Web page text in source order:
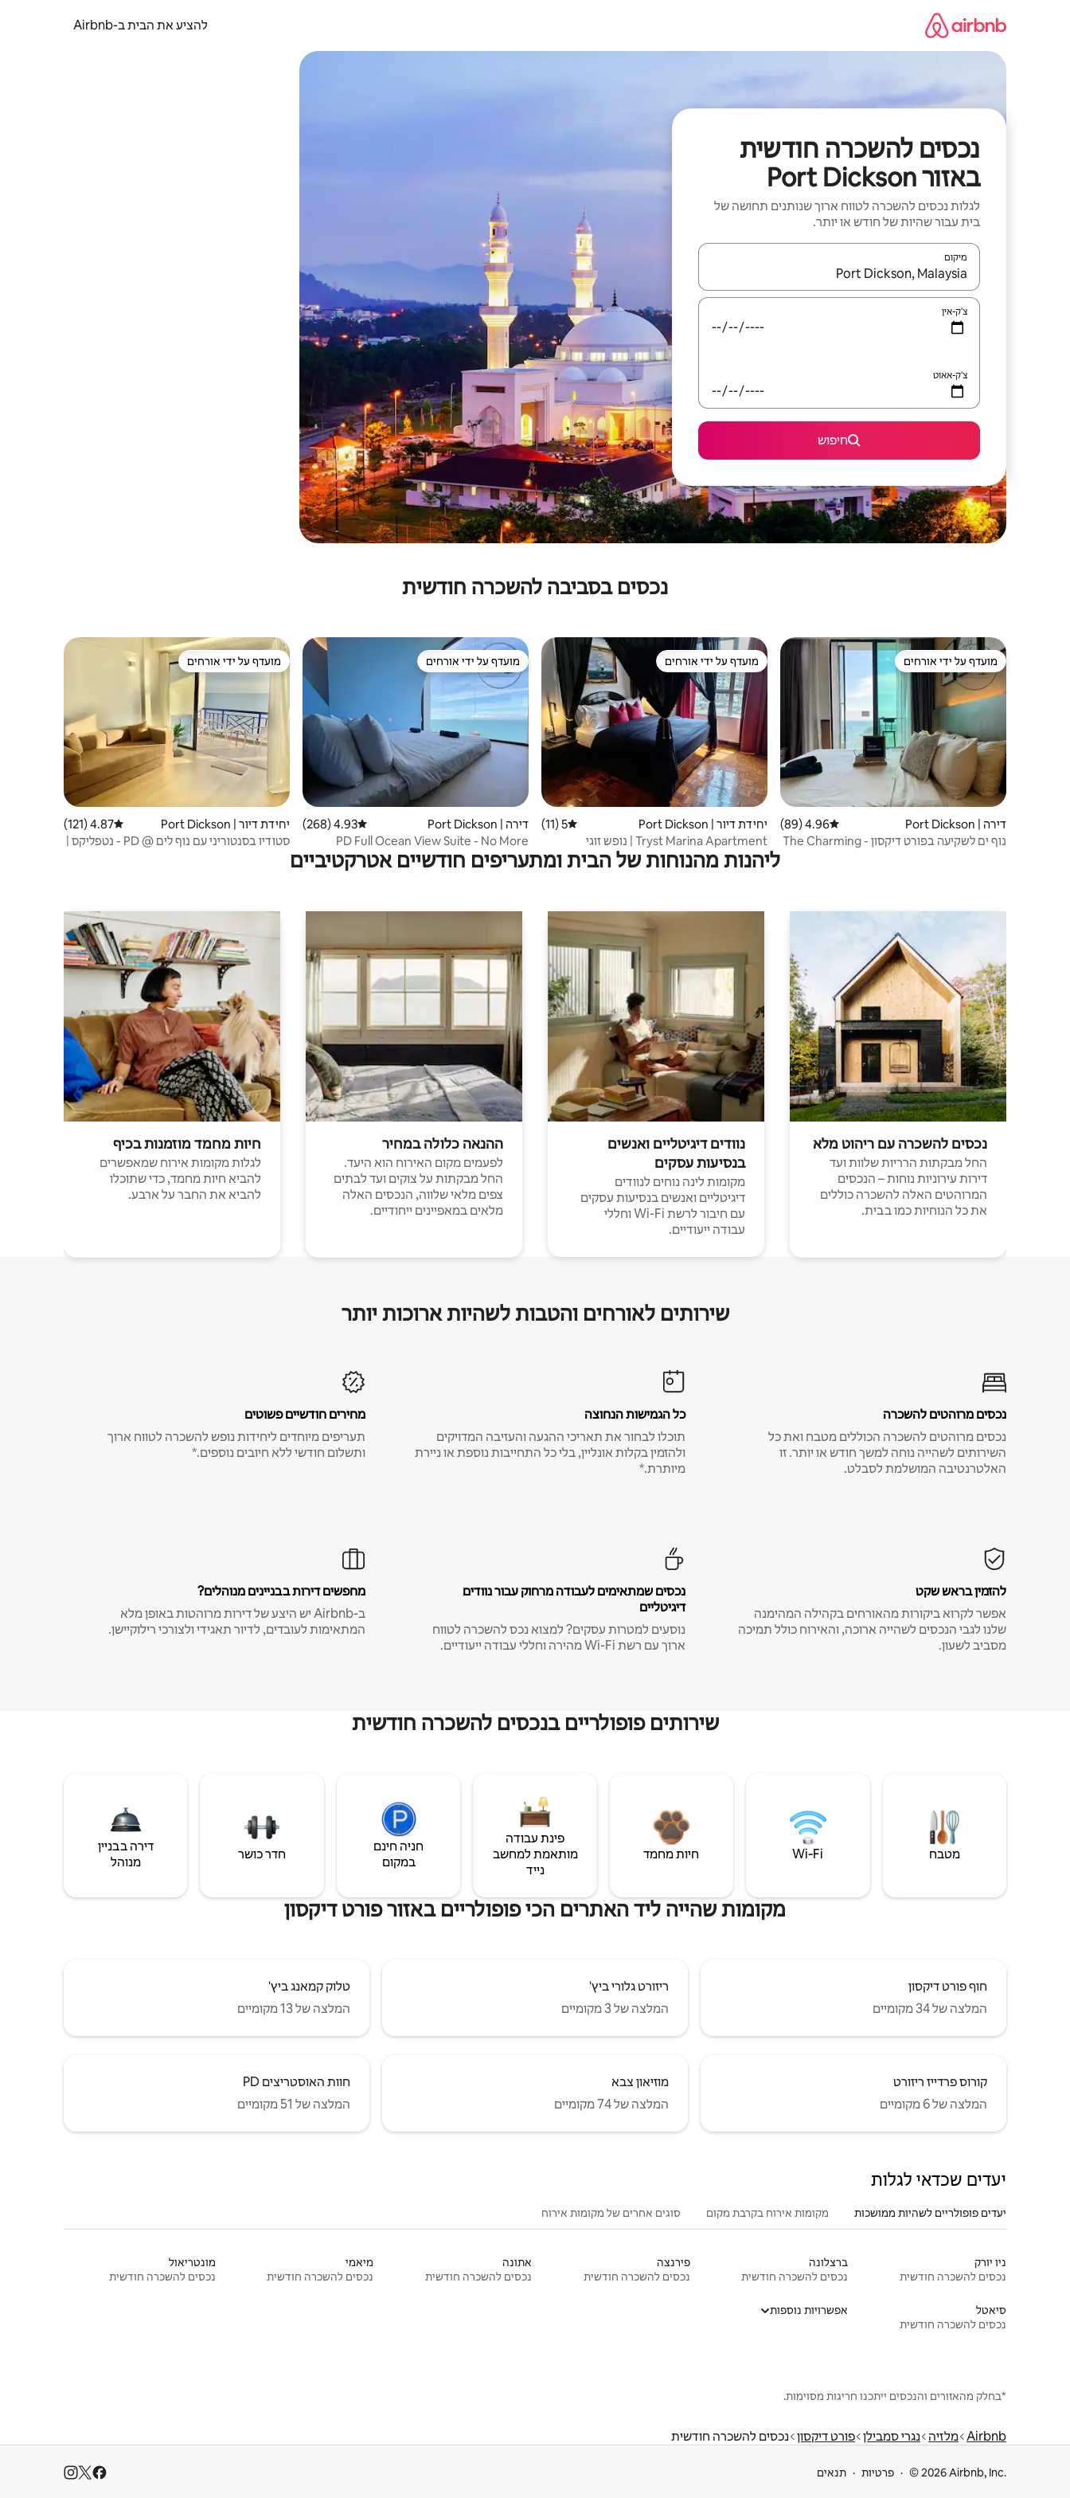
להציע את הבית ב-Airbnb
נכסים להשכרה חודשית
באזור Port Dickson
לגלות נכסים להשכרה לטווח ארוך שנותנים תחושה של
בית עבור שהיות של חודש או יותר.
מיקום
כאשר התוצאות יהיו זמינות, יש לנווט עם מקשי החיצים למעלה ולמטה או לעיין בעזרת תנועות מגע או החלקה.
צ'ק-אין
צ'ק-אאוט
חיפוש
נכסים בסביבה להשכרה חודשית
מועדף על ידי אורחים
מועדף על ידי אורחים
דירה | Port Dickson דירוג ממוצע של 4.96 מתוך 5, 89 ביקורות
4.96 (89)
נוף ים לשקיעה בפורט דיקסון - The Charming
מועדף על ידי אורחים
מועדף על ידי אורחים
יחידת דיור | Port Dickson דירוג ממוצע של 5 מתוך 5, 11 ביקורות
5 (11)
Tryst Marina Apartment | נופש זוגי
מועדף על ידי אורחים
מועדף על ידי אורחים
דירה | Port Dickson דירוג ממוצע של 4.93 מתוך 5, 268 ביקורות
4.93 (268)
PD Full Ocean View Suite - No More
Monday Blue
מועדף על ידי אורחים
מועדף על ידי אורחים
יחידת דיור | Port Dickson דירוג ממוצע של 4.87 מתוך 5, 121 ביקורות
4.87 (121)
סטודיו בסנטוריני עם נוף לים @ PD - נטפליקס |
ליהנות מהנוחות של הבית ומתעריפים חודשיים אטרקטיביים
נכסים להשכרה עם ריהוט מלא
החל מבקתות הרריות שלוות ועד
דירות עירוניות נוחות – הנכסים
המרוהטים האלה להשכרה כוללים
את כל הנוחיות כמו בבית.
נוודים דיגיטליים ואנשים
בנסיעות עסקים
מקומות לינה נוחים לנוודים
דיגיטליים ואנשים בנסיעות עסקים
עם חיבור לרשת Wi-Fi וחללי
עבודה ייעודיים.
ההנאה כלולה במחיר
לפעמים מקום האירוח הוא היעד.
החל מבקתות על צוקים ועד לבתים
צפים מלאי שלווה, הנכסים האלה
מלאים במאפיינים ייחודיים.
חיות מחמד מוזמנות בכיף
לגלות מקומות אירוח שמאפשרים
להביא חיות מחמד, כדי שתוכלו
להביא את החבר על ארבע.
שירותים לאורחים והטבות לשהיות ארוכות יותר
נכסים מרוהטים להשכרה
נכסים מרוהטים להשכרה הכוללים מטבח ואת כל
השירותים לשהייה נוחה למשך חודש או יותר. זו
האלטרנטיבה המושלמת לסבלט.
כל הגמישות הנחוצה
תוכלו לבחור את תאריכי ההגעה והעזיבה המדויקים
ולהזמין בקלות אונליין, בלי כל התחייבות נוספת או ניירת
מיותרת.*
מחירים חודשיים פשוטים
תעריפים מיוחדים ליחידות נופש להשכרה לטווח ארוך
ותשלום חודשי ללא חיובים נוספים.*
להזמין בראש שקט
אפשר לקרוא ביקורות מהאורחים בקהילה המהימנה
שלנו לגבי הנכסים לשהייה ארוכה, והאירוח כולל תמיכה
מסביב לשעון.
נכסים שמתאימים לעבודה מרחוק עבור נוודים
דיגיטליים
נוסעים למטרות עסקים? למצוא נכס להשכרה לטווח
ארוך עם רשת Wi-Fi מהירה וחללי עבודה ייעודיים.
מחפשים דירות בבניינים מנוהלים?
ב-Airbnb יש היצע של דירות מרוהטות באופן מלא
המתאימות לעובדים, לדיור תאגידי ולצורכי רילוקיישן.
שירותים פופולריים בנכסים להשכרה חודשית
מטבח Wi‑Fi חיות מחמד
פינת עבודה
מותאמת למחשב
נייד
חניה חינם
במקום
חדר כושר
דירה בבניין
מנוהל
מקומות שהייה ליד האתרים הכי פופולריים באזור פורט דיקסון
חוף פורט דיקסון
המלצה של 34 מקומיים
ריזורט גלורי ביץ'
המלצה של 3 מקומיים
טלוק קמאנג ביץ'
המלצה של 13 מקומיים
קורוס פרדייז ריזורט
המלצה של 6 מקומיים
מוזיאון צבא
המלצה של 74 מקומיים
חוות האוסטריצים PD
המלצה של 51 מקומיים
יעדים שכדאי לגלות
יעדים פופולריים לשהיות ממושכות מקומות אירוח בקרבת מקום סוגים אחרים של מקומות אירוח
ניו יורק
נכסים להשכרה חודשית
ברצלונה
נכסים להשכרה חודשית
פירנצה
נכסים להשכרה חודשית
אתונה
נכסים להשכרה חודשית
מיאמי
נכסים להשכרה חודשית
מונטריאול
נכסים להשכרה חודשית
סיאטל
נכסים להשכרה חודשית
אפשרויות נוספות
*בחלק מהאזורים והנכסים ייתכנו חריגות מסוימות.
Airbnb מלזיה נגרי סמבילן פורט דיקסון נכסים להשכרה חודשית
© 2026 Airbnb, Inc. פרטיות תנאים